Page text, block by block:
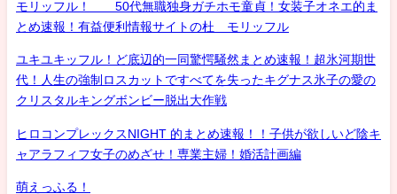
モリッフル！ 50代無職独身ガチホモ童貞！女装子オネエ的ま
とめ速報！有益便利情報サイトの杜 モリッフル
ユキユキッフル！ど底辺的一同驚愕騒然まとめ速報！超氷河期世
代！人生の強制ロスカットですべてを失ったキグナス氷子の愛の
クリスタルキングボンビー脱出大作戦
ヒロコンプレックスNIGHT 的まとめ速報！！子供が欲しいど陰キ
ャアラフィフ女子のめざせ！専業主婦！婚活計画編
萌えっふる！